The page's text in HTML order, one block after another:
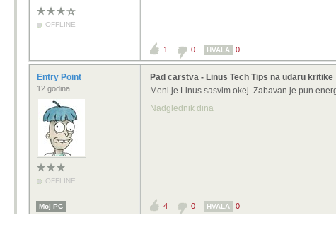
OFFLINE
1 0 HVALA 0
Entry Point
12 godina
OFFLINE
Pad carstva - Linus Tech Tips na udaru kritike
Meni je Linus sasvim okej. Zabavan je pun
Nadglednik dina
Moj PC 4 0 HVALA 0